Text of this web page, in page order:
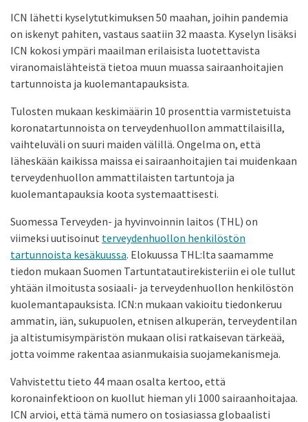
ICN lähetti kyselytutkimuksen 50 maahan, joihin pandemia
on iskenyt pahiten, vastaus saatiin 32 maasta. Kyselyn lisäksi
ICN kokosi ympäri maailman erilaisista luotettavista
viranomaislähteistä tietoa muun muassa sairaanhoitajien
tartunnoista ja kuolemantapauksista.
Tulosten mukaan keskimäärin 10 prosenttia varmistetuista
koronatartunnoista on terveydenhuollon ammattilaisilla,
vaihteluväli on suuri maiden välillä. Ongelma on, että
läheskään kaikissa maissa ei sairaanhoitajien tai muidenkaan
terveydenhuollon ammattilaisten tartuntoja ja
kuolemantapauksia koota systemaattisesti.
Suomessa Terveyden- ja hyvinvoinnin laitos (THL) on
viimeksi uutisoinut terveydenhuollon henkilöstön
tartunnoista kesäkuussa. Elokuussa THL:lta saamamme
tiedon mukaan Suomen Tartuntatautirekisteriin ei ole tullut
yhtään ilmoitusta sosiaali- ja terveydenhuollon henkilöstön
kuolemantapauksista. ICN:n mukaan vakioitu tiedonkeruu
ammatin, iän, sukupuolen, etnisen alkuperän, terveydentilan
ja altistumisympäristön mukaan olisi ratkaisevan tärkeää,
jotta voimme rakentaa asianmukaisia suojamekanismeja.
Vahvistettu tieto 44 maan osalta kertoo, että
koronainfektioon on kuollut hieman yli 1000 sairaanhoitajaa.
ICN arvioi, että tämä numero on tosiasiassa globaalisti